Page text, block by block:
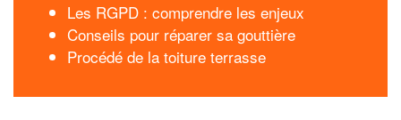
Les RGPD : comprendre les enjeux
Conseils pour réparer sa gouttière
Procédé de la toiture terrasse